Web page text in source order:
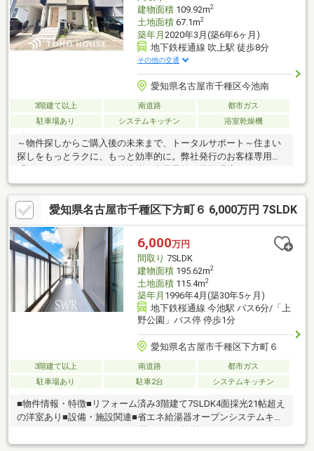
建物面積109.92m2
土地面積67.1m2
築年月 2020年3月(築6年6ヶ月)
地下鉄桜通線 吹上駅 徒歩8分
その他の交通
愛知県名古屋市千種区今池南
3階建て以上 南道路
都市ガス
駐車場あり
システムキッチン 浴室乾燥機
～物件探しからご購入後の未来まで、トータルサポート～住まい
探しをもっとラクに、もっと効率的に。弊社発行のお客様専用
「マイページ」なら、物件比較や内見予約、周辺環境のチェック
までスマホで完結。よく行く場所へのルートや所要時間がわかる
「Door to Door機能」で、通勤・通学時間もスムーズに検索でき
ます。東宝ハウス名古屋中央では、物件のご紹介にとどまらず、
独自の会員サービス「TOHO HOUSE CLUB」や「未来カレンダ
ー」を活用したライフプランニングを通じて、ご入居後もお客様
の安心と豊かな暮らしに寄り添い続けます。
愛知県名古屋市千種区下方町６ 6,000万円 7SLDK
6,000万円
間取り 7SLDK
建物面積195.62m2
土地面積115.4m2
築年月 1996年4月(築30年5ヶ月)
地下鉄桜通線 今池駅 バス6分/「上
野公園」バス停 停歩1分
愛知県名古屋市千種区下方町６
3階建て以上 南道路
都市ガス
駐車場あり
駐車2台 システムキッチン
■物件情報・特徴■リフォーム済み3階建て7SLDK4面採光21帖超え
の洋室あり■設備・施設関連■省エネ給湯器オープンシステムキッ
水型高機能トイレトイレに手洗い場あり洗髪洗面化粧台照明器具